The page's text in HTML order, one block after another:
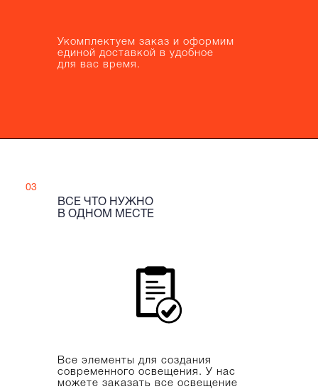
Укомплектуем заказ и оформим
единой доставкой в удобное
для вас время.
Укомплектуем заказ и оформим
единой доставкой в удобное
для вас время.
03
ВСЕ ЧТО НУЖНО
В ОДНОМ МЕСТЕ
Все элементы для создания
современного освещения. У нас
можете заказать все освещение